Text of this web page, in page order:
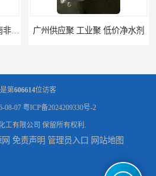
广州优势供应木质素磺酸 南非工业木质素磺酸 广州供应聚 工业聚 低价净水剂
第606614位访客
08-07 粤ICP备2024209330号-2
工有限公司 保留所有权利.
免责声明 管理员入口 网站地图